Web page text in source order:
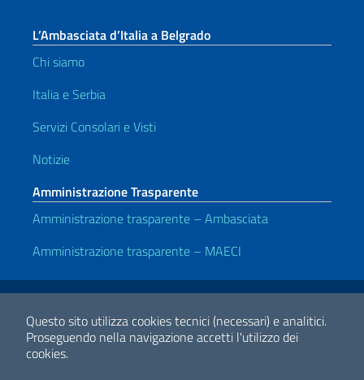
Questo sito utilizza cookies tecnici (necessari) e analitici.
Proseguendo nella navigazione accetti l'utilizzo dei
cookies.
L’Ambasciata d’Italia a Belgrado
Chi siamo
Italia e Serbia
Servizi Consolari e Visti
Notizie
Amministrazione Trasparente
Amministrazione trasparente – Ambasciata
Amministrazione trasparente – MAECI
Link Utili